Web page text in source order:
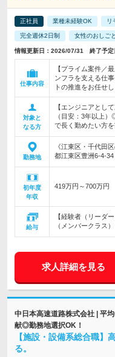
正社員 業種未経験OK リ
完全週休2日制 女性のおしご
情報更新日：2026/07/31 終了予
仕事内容
【プライム案件／
ンフラを支える仕
トの推進をお任せ
対象と
なる方
【エンジニアとし
（目安：3年以上
で長く勤めたい方
勤務地
《江東区・千代田
都江東区豊洲6-4-
初年度
年収
419万円～700万円
給与
【経験者（リーダ
（メンバークラス
求人詳細を見る
中日本高速道路株式会社 | 平
献◎勤務地選択OK！
【施設・設備系総合職】
る。